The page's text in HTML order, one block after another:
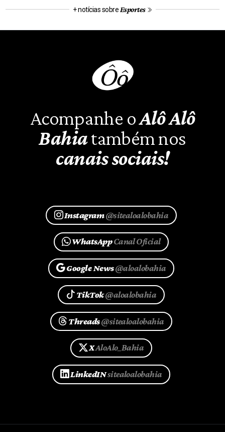
+ notícias sobre Esportes
Acompanhe oAlô Alô
Bahiatambém nos
canais sociais!
Instagram@sitealoalobahia
WhatsAppCanal Oficial
Google News@aloalobahia
TikTok@aloalobahia
Threads@sitealoalobahia
XAloAlo_Bahia
LinkedINsitealoalobahia